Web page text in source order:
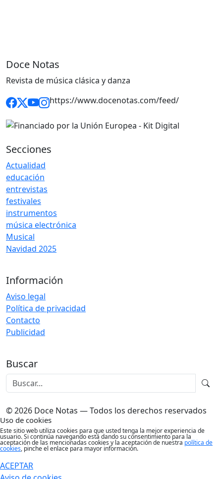
Doce Notas
Revista de música clásica y danza
https://www.docenotas.com/feed/
Secciones
Actualidad
educación
entrevistas
festivales
instrumentos
música electrónica
Musical
Navidad 2025
Información
Aviso legal
Política de privacidad
Contacto
Publicidad
Buscar
© 2026 Doce Notas — Todos los derechos reservados
Uso de cookies
Este sitio web utiliza cookies para que usted tenga la mejor experiencia de
usuario. Si continúa navegando está dando su consentimiento para la
aceptación de las mencionadas cookies y la aceptación de nuestra política de
cookies, pinche el enlace para mayor información.
ACEPTAR